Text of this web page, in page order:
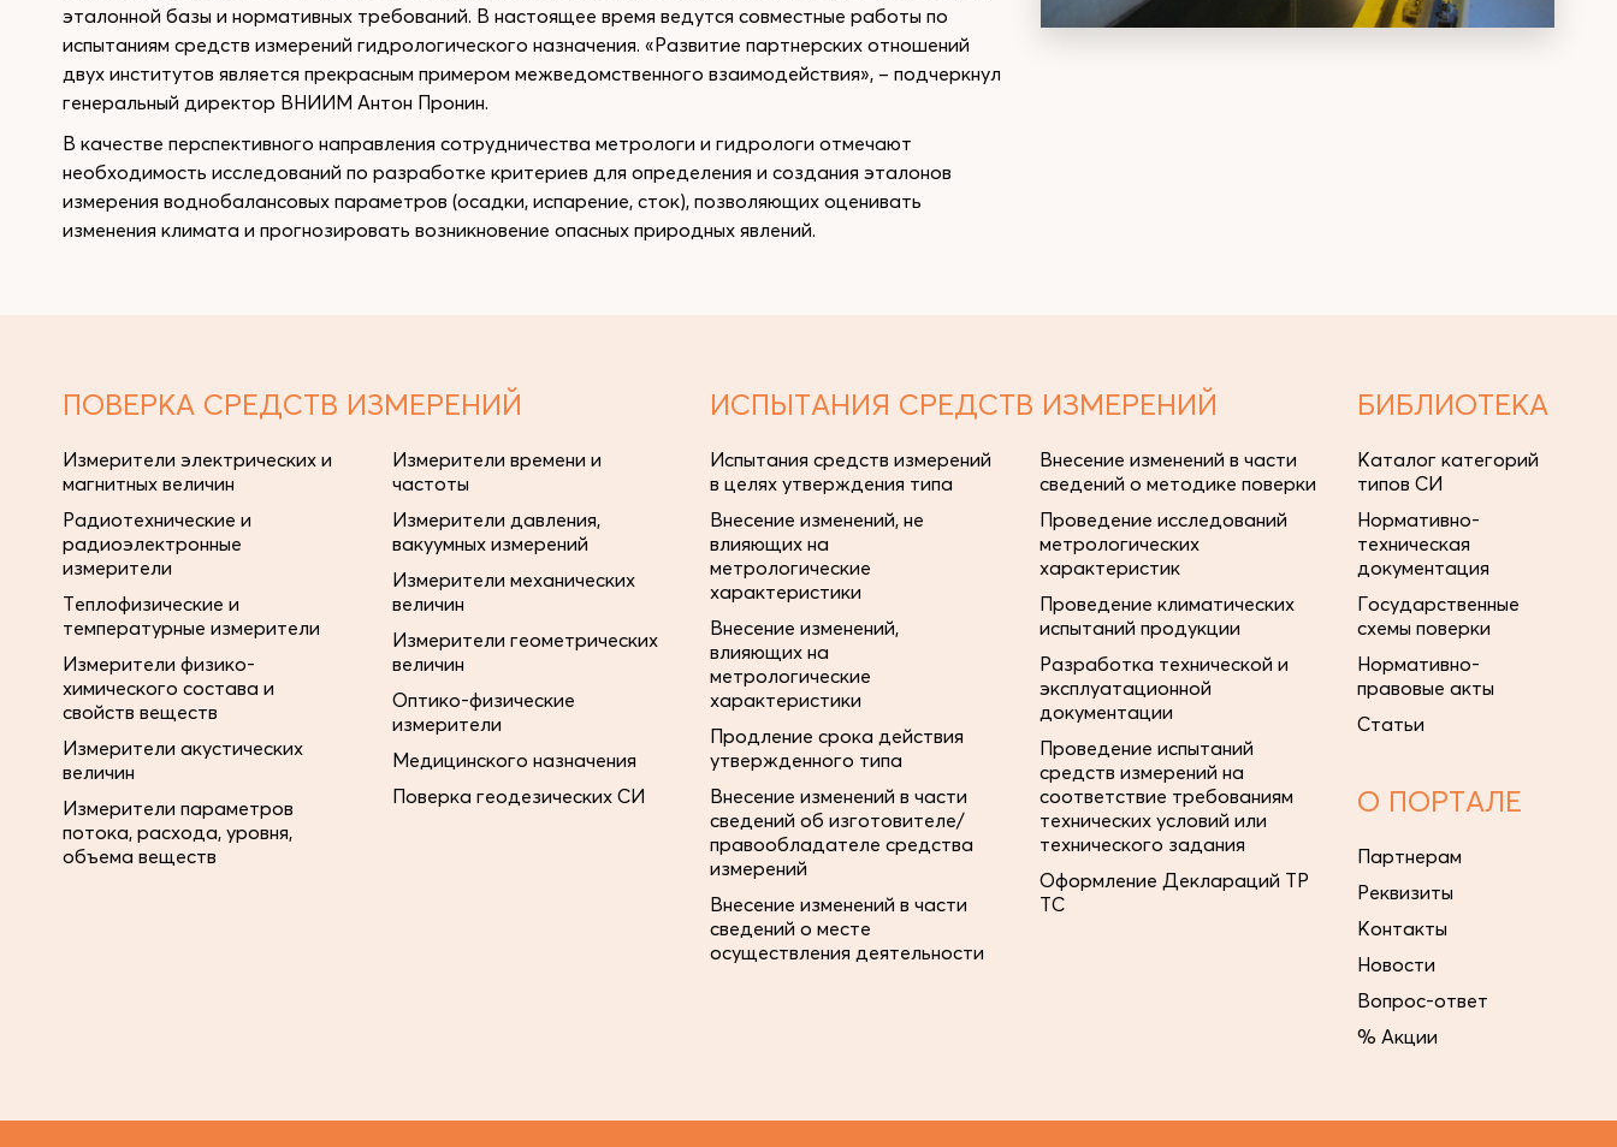
эталонной базы и нормативных требований. В настоящее время ведутся совместные работы по
испытаниям средств измерений гидрологического назначения. «Развитие партнерских отношений
двух институтов является прекрасным примером межведомственного взаимодействия», – подчеркнул
генеральный директор ВНИИМ Антон Пронин.
В качестве перспективного направления сотрудничества метрологи и гидрологи отмечают
необходимость исследований по разработке критериев для определения и создания эталонов
измерения воднобалансовых параметров (осадки, испарение, сток), позволяющих оценивать
изменения климата и прогнозировать возникновение опасных природных явлений.
ПОВЕРКА СРЕДСТВ ИЗМЕРЕНИЙ
Измерители электрических и
магнитных величин
Радиотехнические и
радиоэлектронные
измерители
Теплофизические и
температурные измерители
Измерители физико-
химического состава и
свойств веществ
Измерители акустических
величин
Измерители параметров
потока, расхода, уровня,
объема веществ
Измерители времени и
частоты
Измерители давления,
вакуумных измерений
Измерители механических
величин
Измерители геометрических
величин
Оптико-физические
измерители
Медицинского назначения
Поверка геодезических СИ
ИСПЫТАНИЯ СРЕДСТВ ИЗМЕРЕНИЙ
Испытания средств измерений
в целях утверждения типа
Внесение изменений, не
влияющих на
метрологические
характеристики
Внесение изменений,
влияющих на
метрологические
характеристики
Продление срока действия
утвержденного типа
Внесение изменений в части
сведений об изготовителе/
правообладателе средства
измерений
Внесение изменений в части
сведений о месте
осуществления деятельности
Внесение изменений в части
сведений о методике поверки
Проведение исследований
метрологических
характеристик
Проведение климатических
испытаний продукции
Разработка технической и
эксплуатационной
документации
Проведение испытаний
средств измерений на
соответствие требованиям
технических условий или
технического задания
Оформление Деклараций ТР
ТС
БИБЛИОТЕКА
Каталог категорий
типов СИ
Нормативно-
техническая
документация
Государственные
схемы поверки
Нормативно-
правовые акты
Статьи
О ПОРТАЛЕ
Партнерам
Реквизиты
Контакты
Новости
Вопрос-ответ
% Акции